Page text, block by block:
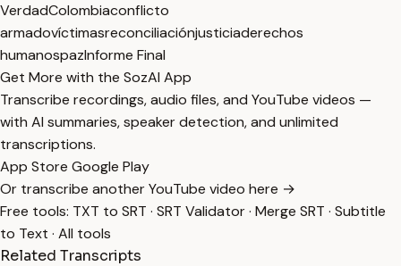
VerdadColombiaconflicto
armadovíctimasreconciliaciónjusticiaderechos
humanospazInforme Final
Get More with the SozAI App
Transcribe recordings, audio files, and YouTube videos —
with AI summaries, speaker detection, and unlimited
transcriptions.
App Store Google Play
Or transcribe another YouTube video here →
Free tools: TXT to SRT · SRT Validator· Merge SRT · Subtitle
to Text · All tools
Related Transcripts